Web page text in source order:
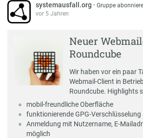
systemausfall.org ·Gruppe
vor 5 Jahren
Neuer
Roundcube
Wir haben vor ein paar
Webmail-Client in
Roundcube. Highlights
mobil-freundliche Oberfläche
funktionierende GPG-Verschlüsselung
Anmeldung mit Nutzername, E-
möglich